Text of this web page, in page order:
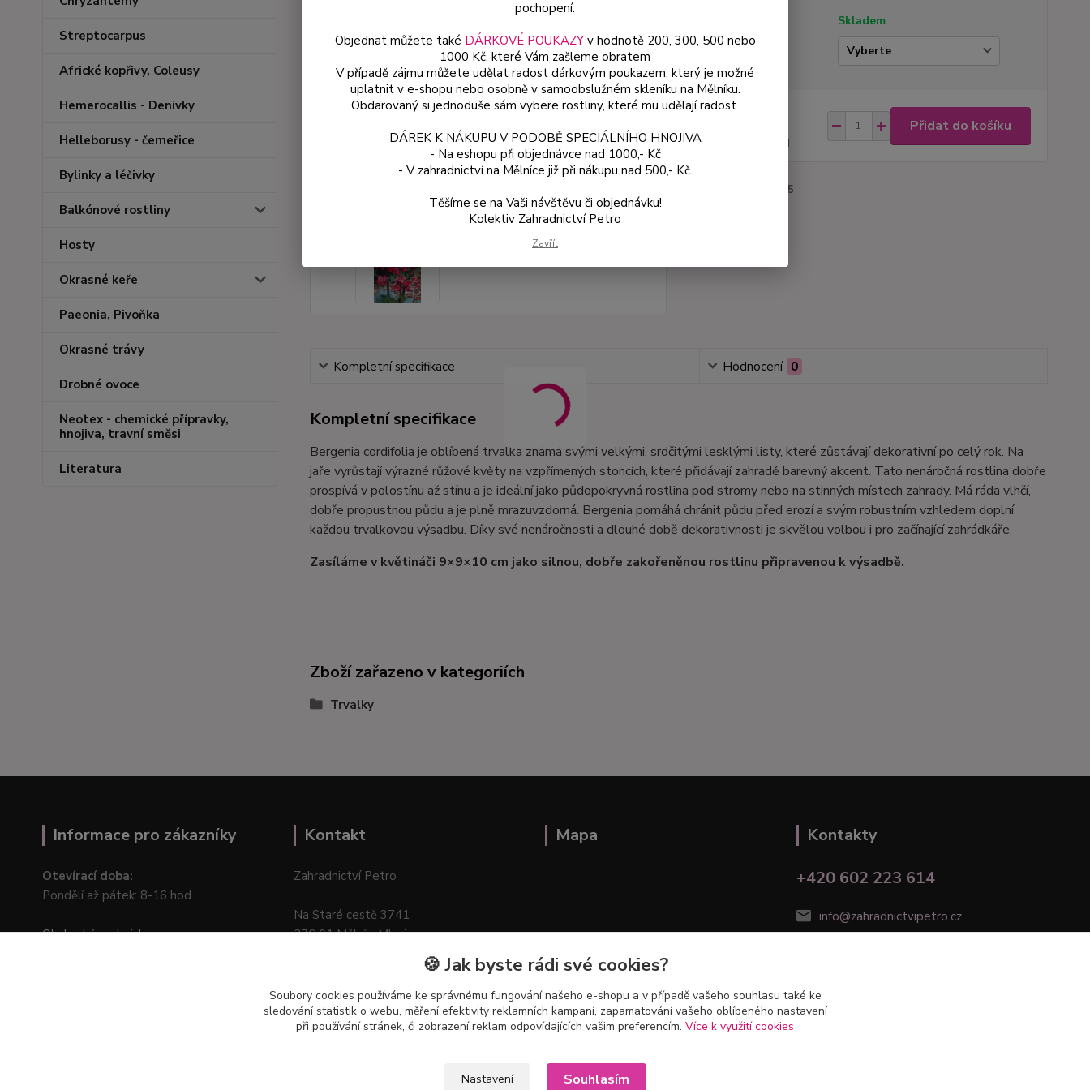
Streptocarpus
Africké kopřivy, Coleusy
Hemerocallis - Denivky
Helleborusy - čemeřice
Bylinky a léčivky
Balkónové rostliny
Hosty
Okrasné keře
Paeonia, Pivoňka
Okrasné trávy
Drobné ovoce
Neotex - chemické přípravky,
hnojiva, travní směsi
Literatura
Skladem
cena od
bez DPH
Přidat do košíku
3095
Kompletní specifikace Hodnocení 0
Kompletní specifikace
Bergenia cordifolia je oblíbená trvalka známá svými velkými, srdčitými lesklými listy, které zůstávají dekorativní po celý rok. Na
jaře vyrůstají výrazné růžové květy na vzpřímených stoncích, které přidávají zahradě barevný akcent. Tato nenáročná rostlina dobře
prospívá v polostínu až stínu a je ideální jako půdopokryvná rostlina pod stromy nebo na stinných místech zahrady. Má ráda vlhčí,
dobře propustnou půdu a je plně mrazuvzdorná. Bergenia pomáhá chránit půdu před erozí a svým robustním vzhledem doplní
každou trvalkovou výsadbu. Díky své nenáročnosti a dlouhé době dekorativnosti je skvělou volbou i pro začínající zahrádkáře.
Zasíláme v květináči 9×9×10 cm jako silnou, dobře zakořeněnou rostlinu připravenou k výsadbě.
Zboží zařazeno v kategoriích
Trvalky
Informace pro zákazníky
Otevírací doba:
Pondělí až pátek: 8-16 hod.
Obchodní podmínky
Kontakt
Zahradnictví Petro
Na Staré cestě 3741
276 01 Mělník–Mlazice
Mapa
Kontakty
+420 602 223 614
info@zahradnictvipetro.cz
pochopení.
Objednat můžete také DÁRKOVÉ POUKAZYv hodnotě 200, 300, 500 nebo
1000 Kč, které Vám zašleme obratem
V případě zájmu můžete udělat radost dárkovým poukazem, který je možné
uplatnit v e-shopu nebo osobně v samoobslužném skleníku na Mělníku.
Obdarovaný si jednoduše sám vybere rostliny, které mu udělají radost.
DÁREK K NÁKUPU V PODOBĚ SPECIÁLNÍHO HNOJIVA
- Na eshopu při objednávce nad 1000,- Kč
- V zahradnictví na Mělníce již při nákupu nad 500,- Kč.
Těšíme se na Vaši návštěvu či objednávku!
Kolektiv Zahradnictví Petro
Zavřít
🍪 Jak byste rádi své cookies?
Soubory cookies používáme ke správnému fungování našeho e-shopu a v případě vašeho souhlasu také ke
sledování statistik o webu, měření efektivity reklamních kampaní, zapamatování vašeho oblíbeného nastavení
při používání stránek, či zobrazení reklam odpovídajících vašim preferencím. Více k využití cookies
Nastavení Souhlasím